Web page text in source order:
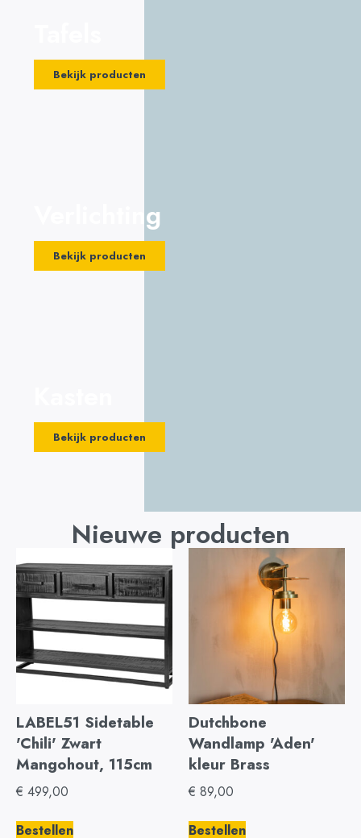
Bekijk producten
Verlichting
Bekijk producten
Bekijk producten
Nieuwe producten
LABEL51 Sidetable
'Chili' Zwart
Mangohout, 115cm
€ 499,00
Bestellen
Dutchbone
Wandlamp 'Aden'
kleur Brass
€ 89,00
Bestellen